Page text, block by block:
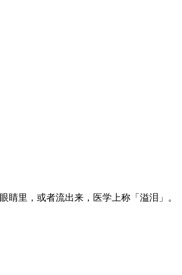
里，或者流出来，医学上称「溢泪」。